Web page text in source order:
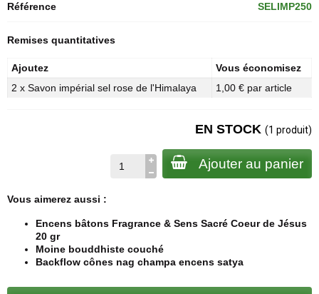
Référence SELIMP250
Remises quantitatives
Ajoutez
Vous économisez
2 x Savon impérial sel rose de l'Himalaya
1,00 € par article
EN STOCK (1 produit)
Ajouter au panier
Vous aimerez aussi :
Encens bâtons Fragrance & Sens Sacré Coeur de Jésus
20 gr
Moine bouddhiste couché
Backflow cônes nag champa encens satya